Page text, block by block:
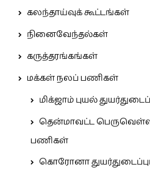
கலந்தாய்வுக் கூட்டங்கள்
நினைவேந்தல்கள்
கருத்தரங்கங்கள்
மக்கள் நலப் பணிகள்
மிக்ஜாம் புயல்
தென்மாவட்ட பெருவெள்ள
பணிகள்
கொரோனா